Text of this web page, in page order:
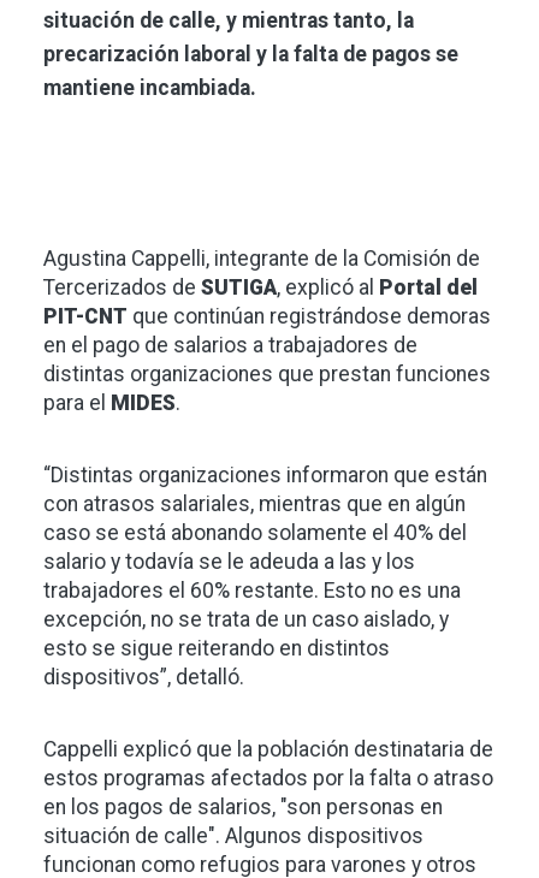
situación de calle, y mientras tanto, la
precarización laboral y la falta de pagos se
mantiene incambiada.
Agustina Cappelli, integrante de la Comisión de
Tercerizados de SUTIGA, explicó al Portal del
PIT-CNT que continúan registrándose demoras
en el pago de salarios a trabajadores de
distintas organizaciones que prestan funciones
para el
MIDES.
“Distintas organizaciones informaron que están
con atrasos salariales, mientras que en algún
caso se está abonando solamente el 40% del
salario y todavía se le adeuda a las y los
trabajadores el 60% restante. Esto no es una
excepción, no se trata de un caso aislado, y
esto se sigue reiterando en distintos
dispositivos”, detalló.
Cappelli explicó que la población destinataria de
estos programas afectados por la falta o atraso
en los pagos de salarios, "son personas en
situación de calle". Algunos dispositivos
funcionan como refugios para varones y otros